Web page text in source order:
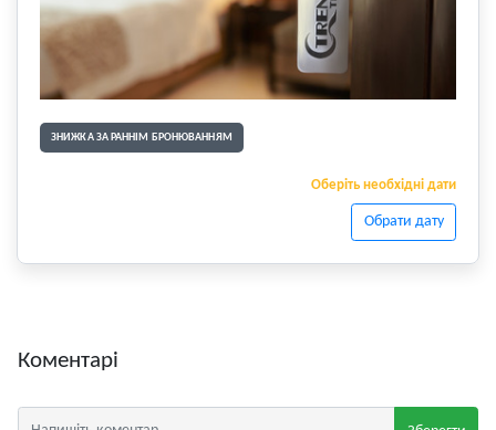
ЗНИЖКА ЗА РАННІМ БРОНЮВАННЯМ
Оберіть необхідні дати
Обрати дату
Коментарі